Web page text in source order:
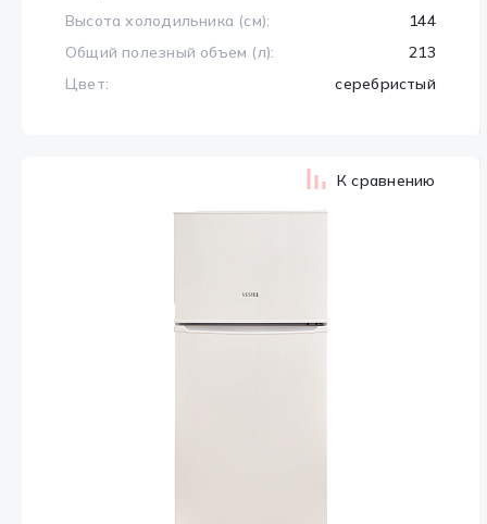
Высота холодильника (см):
144
Общий полезный объем (л):
213
Цвет:
серебристый
К сравнению